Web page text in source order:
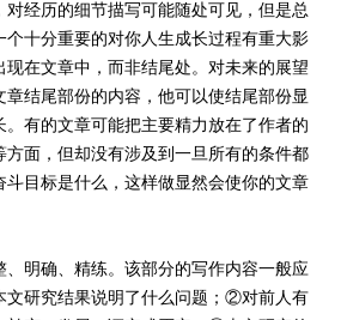
对经历的细节描写可能随处可见，但是总
个十分重要的对你人生成长过程有重大影
在文章中，而非结尾处。对未来的展望
结尾部份的内容，他可以使结尾部份显
有的文章可能把主要精力放在了作者的
方面，但却没有涉及到一旦所有的条件都
斗目标是什么，这样做显然会使你的文章
、明确、精练。该部分的写作内容一般应
研究结果说明了什么问题；②对前人有